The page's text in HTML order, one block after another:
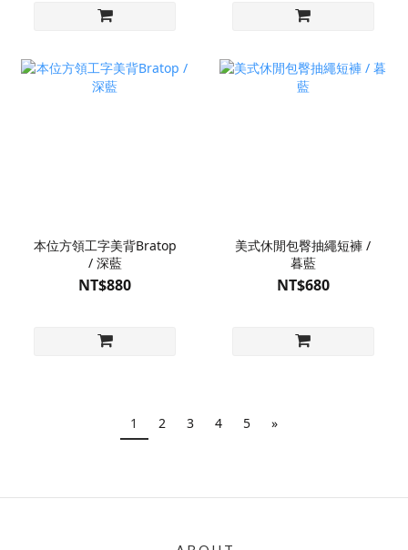
本位方領工字美背Bratop
/ 深藍
NT$880
美式休閒包臀抽繩短褲 /
暮藍
NT$680
1 2 3 4 5 »